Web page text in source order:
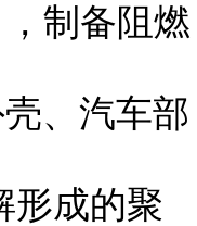
制备阻燃
、汽车部
形成的聚